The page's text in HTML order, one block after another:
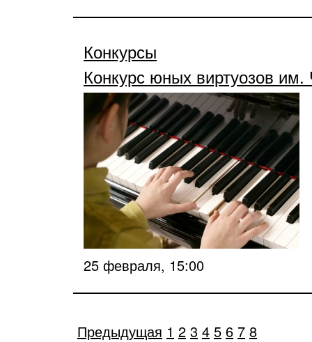
Конкурсы
Конкурс юных виртуозов им.
25 февраля, 15:00
Предыдущая 1 2 3 4 5 6 7 8